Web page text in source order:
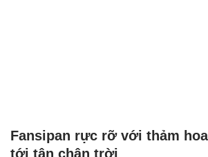
Fansipan rực rỡ với thảm
tới tận chân trời